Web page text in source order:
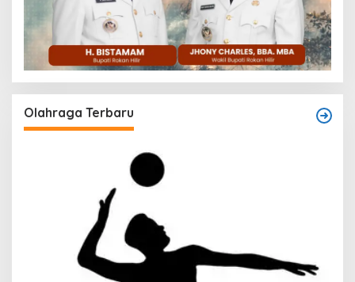
Olahraga Terbaru